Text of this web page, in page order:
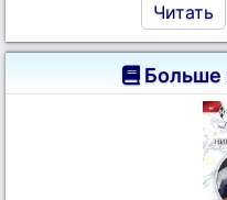
Читать
Больше